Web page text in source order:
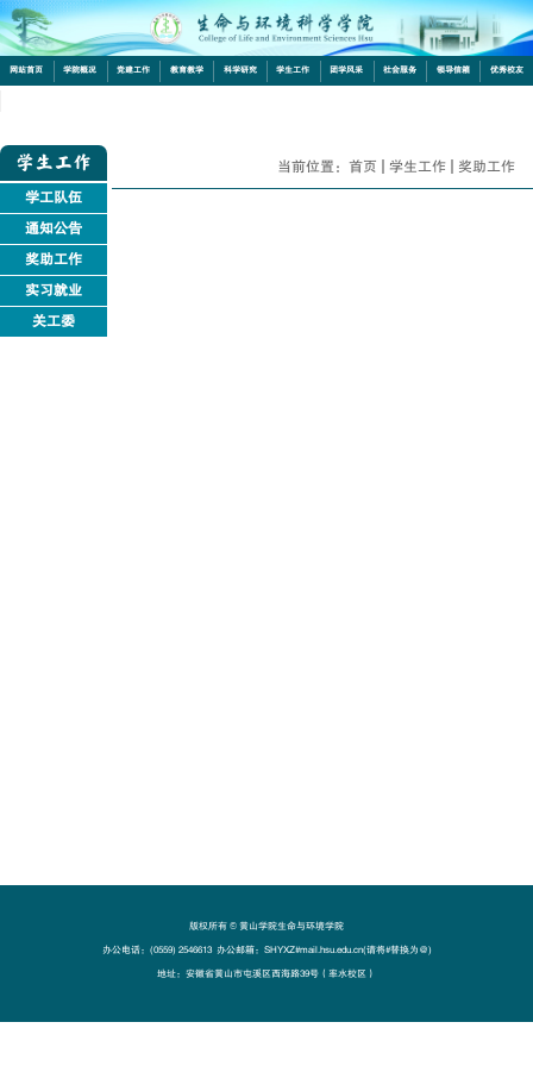
网站首页 学院概况 党建工作 教育教学 科学研究 学生工作 团学风采 社会服务 领导信箱 优秀校友
学生工作
学工队伍
通知公告
奖助工作
实习就业
关工委
当前位置： 首页 学生工作 奖助工作
版权所有 ©️ 黄山学院生命与环境学院
办公电话：(0559) 2546613 办公邮箱：SHYXZ#mail.hsu.edu.cn(请将#替换为@)
地址：安徽省黄山市屯溪区西海路39号（率水校区）